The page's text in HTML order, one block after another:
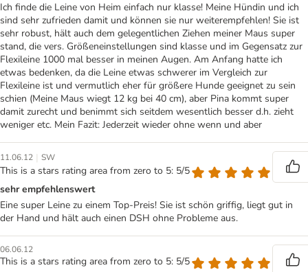
Ich finde die Leine von Heim einfach nur klasse! Meine Hündin und ich
sind sehr zufrieden damit und können sie nur weiterempfehlen! Sie ist
sehr robust, hält auch dem gelegentlichen Ziehen meiner Maus super
stand, die vers. Größeneinstellungen sind klasse und im Gegensatz zur
Flexileine 1000 mal besser in meinen Augen. Am Anfang hatte ich
etwas bedenken, da die Leine etwas schwerer im Vergleich zur
Flexileine ist und vermutlich eher für größere Hunde geeignet zu sein
schien (Meine Maus wiegt 12 kg bei 40 cm), aber Pina kommt super
damit zurecht und benimmt sich seitdem wesentlich besser d.h. zieht
weniger etc. Mein Fazit: Jederzeit wieder ohne wenn und aber
11.06.12 | SW
This is a stars rating area from zero to 5: 5/5
sehr empfehlenswert
Eine super Leine zu einem Top-Preis! Sie ist schön griffig, liegt gut in
der Hand und hält auch einen DSH ohne Probleme aus.
06.06.12
This is a stars rating area from zero to 5: 5/5